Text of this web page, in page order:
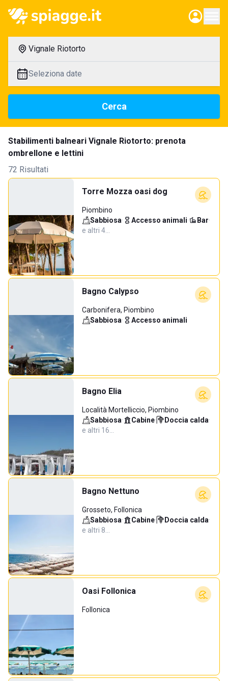
Vignale Riotorto
Seleziona date
Cerca
Stabilimenti balneari Vignale Riotorto: prenota
ombrellone e lettini
72 Risultati
Torre Mozza oasi dog
Piombino
Sabbiosa· Accesso animali· Bar·
e altri 4…
Bagno Calypso
Carbonifera, Piombino
Sabbiosa· Accesso animali
Bagno Elia
Località Mortelliccio, Piombino
Sabbiosa· Cabine· Doccia calda·
e altri 16…
Bagno Nettuno
Grosseto, Follonica
Sabbiosa· Cabine· Doccia calda·
e altri 8…
Oasi Follonica
Follonica